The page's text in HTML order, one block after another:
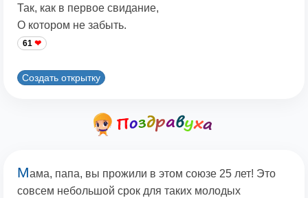
Так, как в первое свидание,
О котором не забыть.
61
Создать открытку
Мама, папа, вы прожили в этом союзе 25 лет! Это
совсем небольшой срок для таких молодых